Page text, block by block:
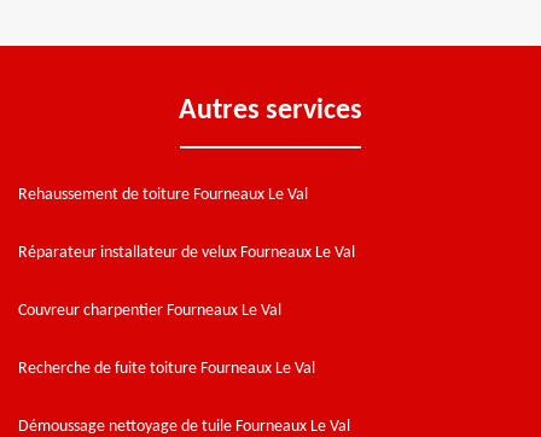
Autres services
Rehaussement de toiture Fourneaux Le Val
Réparateur installateur de velux Fourneaux Le Val
Couvreur charpentier Fourneaux Le Val
Recherche de fuite toiture Fourneaux Le Val
Démoussage nettoyage de tuile Fourneaux Le Val